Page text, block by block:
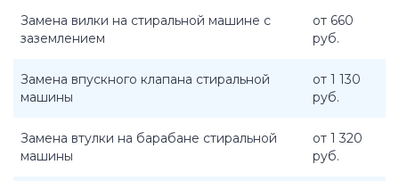
Замена вилки на стиральной машине с
заземлением
от 660
руб.
Замена впускного клапана стиральной
машины
от 1 130
руб.
Замена втулки на барабане стиральной
машины
от 1 320
руб.